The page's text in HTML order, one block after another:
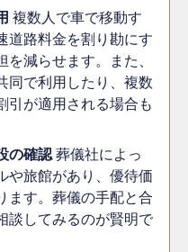
複数人で車で移動す
道路料金を割り勘にす
減らせます。また、
同で利用したり、複数
引が適用される場合も
の確認葬儀社によっ
や旅館があり、優待価
ます。葬儀の手配と合
談してみるのが賢明で